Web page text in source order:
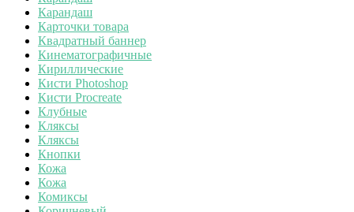
Карандаш
Карточки товара
Квадратный баннер
Кинематографичные
Кириллические
Кисти Photoshop
Кисти Procreate
Клубные
Кляксы
Кляксы
Кнопки
Кожа
Кожа
Комиксы